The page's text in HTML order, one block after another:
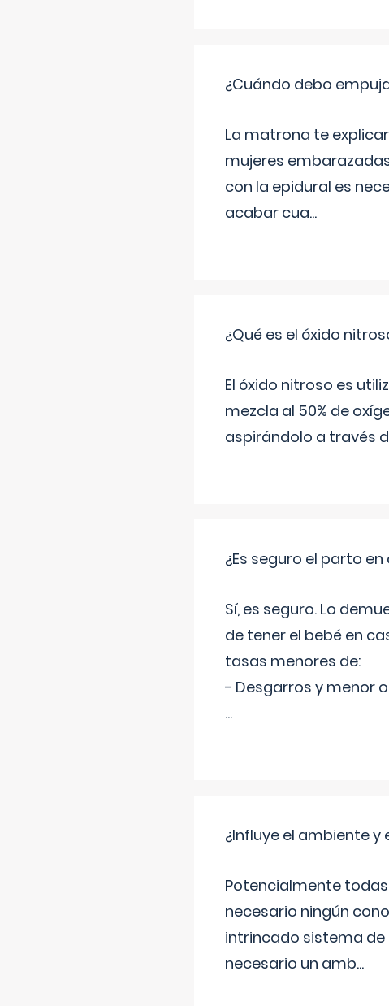
¿Cuándo debo
La matrona te
mujeres
con la epidural es
acabar cua...
¿Qué es el óxido
El óxido nitroso es
mezcla al 50% de
aspirándolo a través
¿Es seguro el parto en
Sí, es seguro. Lo
de tener el bebé en
tasas menores de:
- Desgarros y menor
...
¿Influye el ambiente
Potencialmente
necesario ningún
intrincado sistema de
necesario un amb...